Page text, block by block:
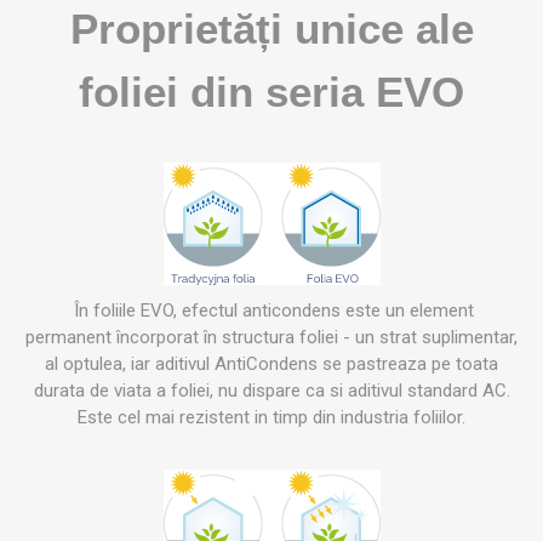
Proprietăți unice ale
foliei din seria EVO
În foliile EVO, efectul anticondens este un element
permanent încorporat în structura foliei - un strat suplimentar,
al optulea, iar aditivul AntiCondens se pastreaza pe toata
durata de viata a foliei, nu dispare ca si aditivul standard AC.
Este cel mai rezistent in timp din industria foliilor.